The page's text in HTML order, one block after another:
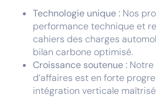
Technologie unique : Nos
performance technique et
cahiers des charges
bilan carbone optimisé.
Croissance soutenue :
d’affaires est en forte
intégration verticale